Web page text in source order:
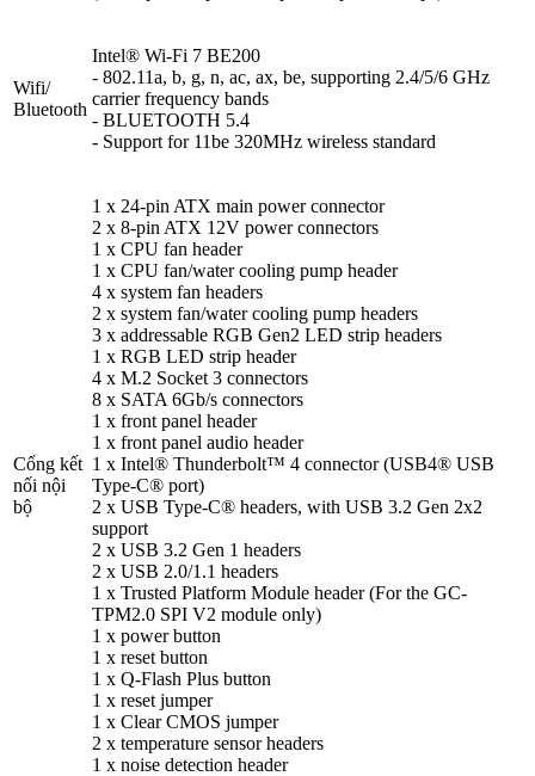
Wifi/
Bluetooth
Intel® Wi-Fi 7 BE200
- 802.11a, b, g, n, ac, ax, be, supporting 2.4/5/6 GHz
carrier frequency bands
- BLUETOOTH 5.4
- Support for 11be 320MHz wireless standard
Cổng kết
nối nội
bộ
1 x 24-pin ATX main power connector
2 x 8-pin ATX 12V power connectors
1 x CPU fan header
1 x CPU fan/water cooling pump header
4 x system fan headers
2 x system fan/water cooling pump headers
3 x addressable RGB Gen2 LED strip headers
1 x RGB LED strip header
4 x M.2 Socket 3 connectors
8 x SATA 6Gb/s connectors
1 x front panel header
1 x front panel audio header
1 x Intel® Thunderbolt™ 4 connector (USB4® USB
Type-C® port)
2 x USB Type-C® headers, with USB 3.2 Gen 2x2
support
2 x USB 3.2 Gen 1 headers
2 x USB 2.0/1.1 headers
1 x Trusted Platform Module header (For the GC-
TPM2.0 SPI V2 module only)
1 x power button
1 x reset button
1 x Q-Flash Plus button
1 x reset jumper
1 x Clear CMOS jumper
2 x temperature sensor headers
1 x noise detection header